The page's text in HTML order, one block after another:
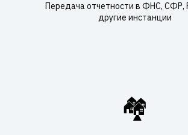
Передача отчетности в ФНС, СФР,
другие инстанции
🏘️